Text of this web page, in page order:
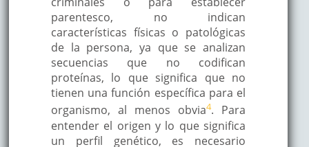
parentesco, no indican
características físicas o patológicas
de la persona, ya que se analizan
secuencias que no codifican
proteínas, lo que significa que no
tienen una función específica para el
organismo, al menos obvia4. Para
entender el origen y lo que significa
un perfil genético, es necesario